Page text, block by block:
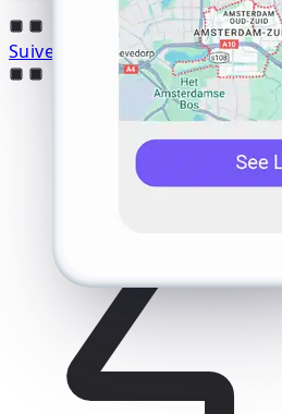
Suivez la position Viber dès